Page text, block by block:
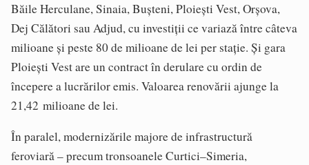
Băile Herculane, Sinaia, Bușteni, Ploiești Vest, Orșova,
Dej Călători sau Adjud, cu investiții ce variază între câteva
milioane și peste 80 de milioane de lei per stație. Și gara
Ploiești Vest are un contract în derulare cu ordin de
începere a lucrărilor emis. Valoarea renovării ajunge la
21,42 milioane de lei.
În paralel, modernizările majore de infrastructură
feroviară – precum tronsoanele Curtici–Simeria,